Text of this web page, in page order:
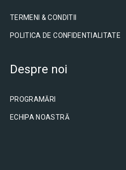
TERMENI & CONDITII
POLITICA DE CONFIDENTIALITATE
Despre noi
PROGRAMĂRI
ECHIPA NOASTRĂ